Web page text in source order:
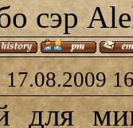
сэр
для